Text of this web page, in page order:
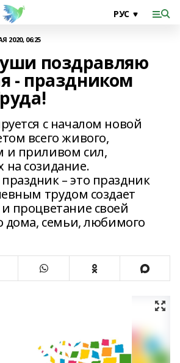
2020, 06:25
поздравляю
- праздником
с началом новой
всего живого,
и приливом сил,
на созидание.
– это праздник
трудом создает
процветание своей
дома, семьи, любимого